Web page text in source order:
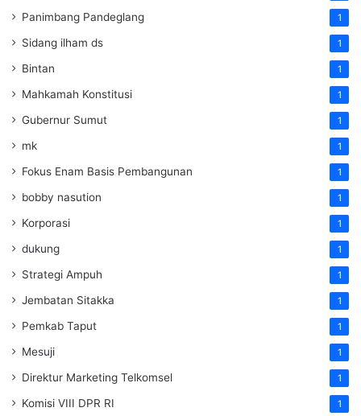
Panimbang Pandeglang 1
Sidang ilham ds 1
Bintan 1
Mahkamah Konstitusi 1
Gubernur Sumut 1
mk 1
Fokus Enam Basis Pembangunan 1
bobby nasution 1
Korporasi 1
dukung 1
Strategi Ampuh 1
Jembatan Sitakka 1
Pemkab Taput 1
Mesuji 1
Direktur Marketing Telkomsel 1
Komisi VIII DPR RI 1